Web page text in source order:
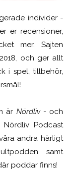
individer -
er recensioner,
mer. Sajten
och ger allt
i spel, tillbehör,
är Nördliv- och
Podcast
andra härligt
samt
poddar finns!